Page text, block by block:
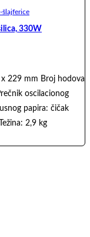
šlajferice
330W
229 mm Broj hodova
oscilacionog
papira: čičak
2,9 kg